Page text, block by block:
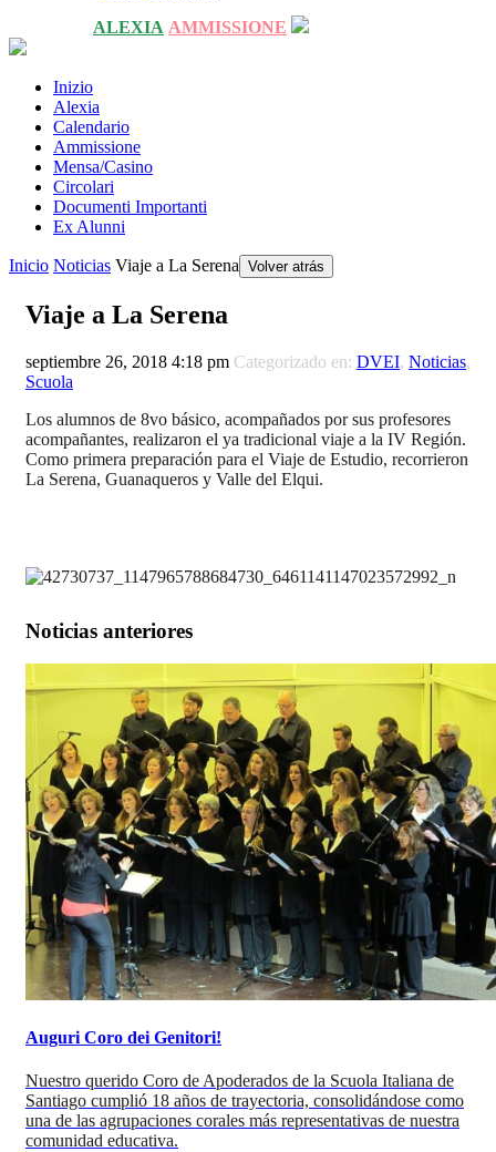
ALEXIA AMMISSIONE
Inizio
Alexia
Calendario
Ammissione
Mensa/Casino
Circolari
Documenti Importanti
Ex Alunni
Inicio Noticias Viaje a La Serena Volver atrás
Viaje a La Serena
septiembre 26, 2018 4:18 pm Categorizado en: DVEI, Noticias,
Scuola
Los alumnos de 8vo básico, acompañados por sus profesores
acompañantes, realizaron el ya tradicional viaje a la IV Región.
Como primera preparación para el Viaje de Estudio, recorrieron
La Serena, Guanaqueros y Valle del Elqui.
Noticias anteriores
Auguri Coro dei Genitori!
Nuestro querido Coro de Apoderados de la Scuola Italiana de
Santiago cumplió 18 años de trayectoria, consolidándose como
una de las agrupaciones corales más representativas de nuestra
comunidad educativa.